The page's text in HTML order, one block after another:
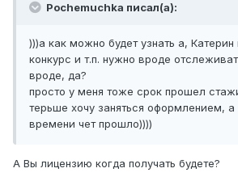
Pochemuchka писал(а):
)))а как можно будет узнать а,
конкурс и т.п. нужно вроде
вроде, да?
просто у меня тоже срок прошел
терьше хочу заняться оформлением, а
времени чет прошло))))
А Вы лицензию когда получать будете?